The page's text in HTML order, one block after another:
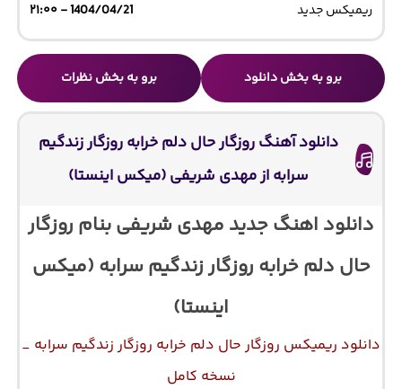
ریمیکس جدید
1404/04/21 - ۲۱:۰۰
برو به بخش دانلود برو به بخش نظرات
دانلود آهنگ روزگار حال دلم خرابه روزگار زندگیم
سرابه از مهدی شریفی (میکس اینستا)
دانلود اهنگ جدید مهدی شریفی بنام روزگار
حال دلم خرابه روزگار زندگیم سرابه (میکس
اینستا)
دانلود ریمیکس روزگار حال دلم خرابه روزگار زندگیم سرابه _
نسخه کامل